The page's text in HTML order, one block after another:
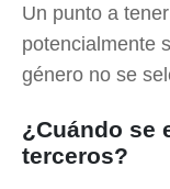
Un punto a
potencialmente
género no se
¿Cuándo se
terceros?